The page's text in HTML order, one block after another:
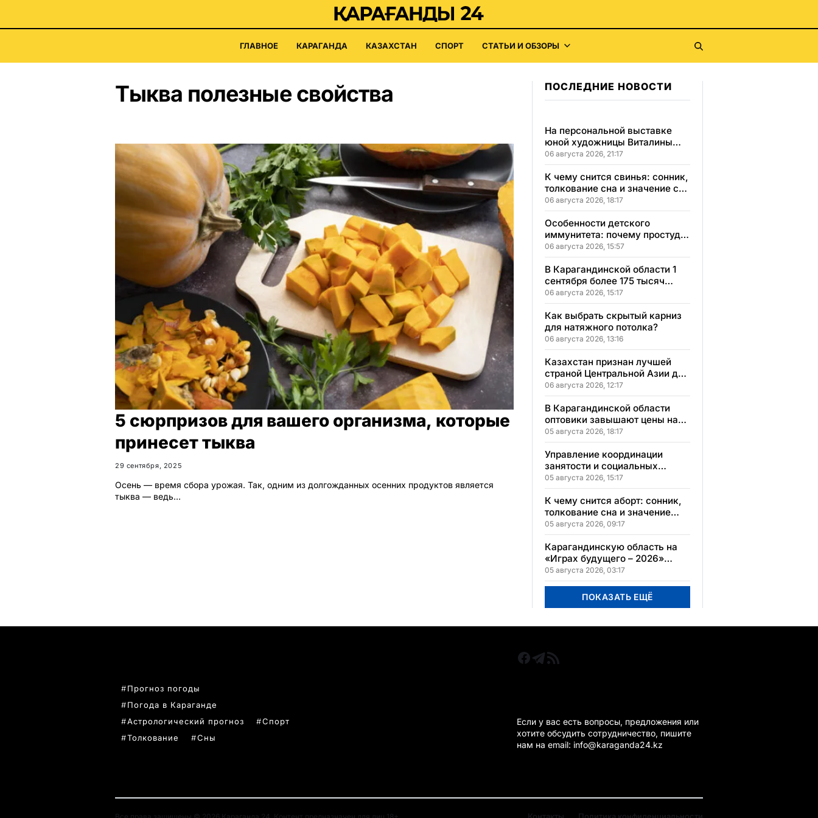
ГЛАВНОЕ КАРАГАНДА КАЗАХСТАН СПОРТ СТАТЬИ И ОБЗОРЫ
Тыква полезные свойства
5 сюрпризов для вашего организма, которые
принесет тыква
29 сентября, 2025
Осень — время сбора урожая. Так, одним из долгожданных осенних продуктов является
тыква — ведь…
ПОСЛЕДНИЕ НОВОСТИ
На персональной выставке
юной художницы Виталины
представлено 156 работ
06 августа 2026, 21:17
К чему снится свинья: сонник,
толкование сна и значение сна
для вашей жизни
06 августа 2026, 18:17
Особенности детского
иммунитета: почему простуды
у детей протекают иначе и как
правильно им помогать
06 августа 2026, 15:57
В Карагандинской области 1
сентября более 175 тысяч
школьников начнут учебный
год
06 августа 2026, 15:17
Как выбрать скрытый карниз
для натяжного потолка?
06 августа 2026, 13:16
Казахстан признан лучшей
страной Центральной Азии для
переезда
06 августа 2026, 12:17
В Карагандинской области
оптовики завышают цены на
продукты до 50%
05 августа 2026, 18:17
Управление координации
занятости и социальных
программ Карагандинской
области сменило место
расположения
05 августа 2026, 15:17
К чему снится аборт: сонник,
толкование сна и значение
увиденного
05 августа 2026, 09:17
Карагандинскую область на
«Играх будущего – 2026»
представят два коллектива
05 августа 2026, 03:17
ПОКАЗАТЬ ЕЩЁ
Прогноз погоды
Погода в Караганде
Астрологический прогноз
Спорт
Толкование
Сны
Если у вас есть вопросы, предложения или
хотите обсудить сотрудничество, пишите
нам на email: info@karaganda24.kz
Все права защищены © 2026 Караганда 24. Контент предназначен для лиц 18+.